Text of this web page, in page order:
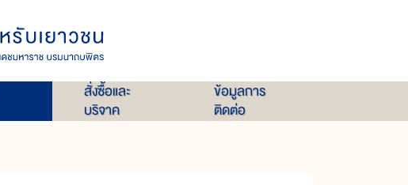
สั่งซื้อและ
บริจาค
ข้อมูลการ
ติดต่อ